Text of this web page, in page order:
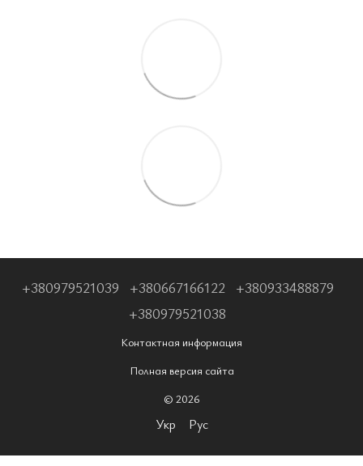
+380979521039 +380667166122
+380933488879
+380979521038
Контактная информация
Полная версия сайта
© 2026
Укр Рус